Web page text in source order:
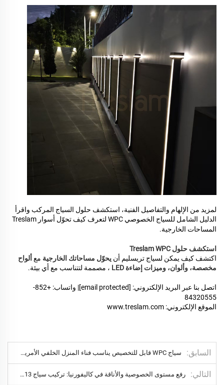
لمزيد من الإلهام والتفاصيل الفنية، استكشف حلول السياج المركب واقرأ
الدليل الشامل للسياج الخصوصي WPC
لتعرف كيف تحوّل أسوار Treslam
المساحات الخارجية.
استكشف حلول Treslam WPC
اكتشف كيف يمكن لسياج تريسليم أن يحوّل مساحاتك الخارجية مع ألواح
مخصصة، وألوان، وميزات إضاءة LED
، مصممة لتتناسب مع أي بيئة.
اتصل بنا عبر البريد الإلكتروني: [email protected]
| واتساب: +852-
84320555
الموقع الإلكتروني: www.treslam.com
السابق سياج WPC قابل للتخصيص يناسب فناء المنزل الخلفي الأمريكي بشكل مثالي
التالي رفع مستوى الخصوصية والأناقة في كاليفورنيا: تركيب سياج GJ13 من مادة WPC